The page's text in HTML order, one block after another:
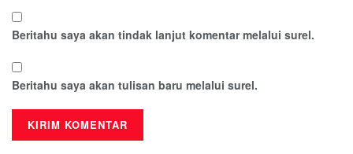
Beritahu saya akan tindak lanjut komentar melalui surel.
Beritahu saya akan tulisan baru melalui surel.